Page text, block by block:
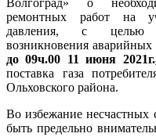
ремонтных работ на
давления, с целью
возникновения аварийных
до 09ч.00 11 июня
поставка газа
Ольховского района.
Во избежание несчастных
быть предельно